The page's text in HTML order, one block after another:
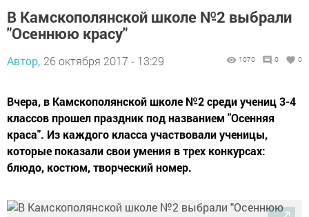
В Камскополянской школе №2 выбрали
"Осеннюю красу"
Автор, 26 октября 2017 - 13:29 1070 0 0
Вчера, в Камскополянской школе №2 среди учениц 3-4
классов прошел праздник под названием "Осенняя
краса". Из каждого класса участвовали ученицы,
которые показали свои умения в трех конкурсах:
блюдо, костюм, творческий номер.